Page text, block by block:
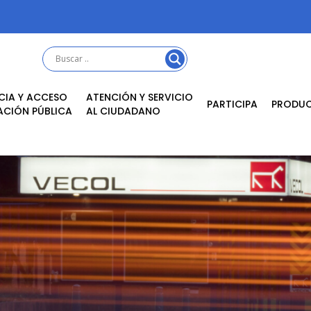
Y ACCESO
PÚBLICA
ATENCIÓN Y SERVICIO
AL CIUDADANO
PARTICIPA